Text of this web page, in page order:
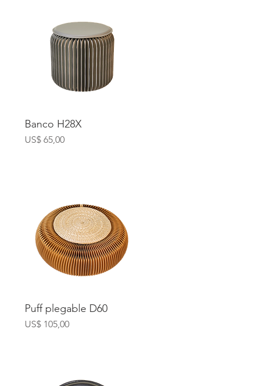
Banco H28X
Precio
US$ 65,00
Puff plegable D60
Precio
US$ 105,00